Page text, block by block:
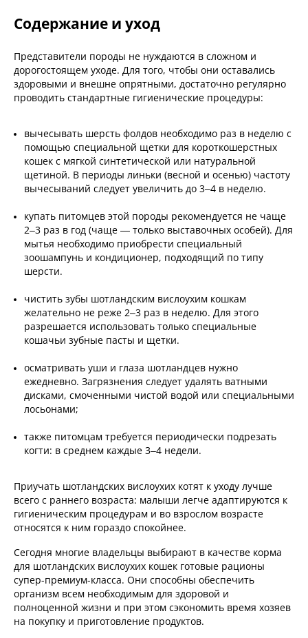
Содержание и уход
Представители породы не нуждаются в сложном и
дорогостоящем уходе. Для того, чтобы они оставались
здоровыми и внешне опрятными, достаточно регулярно
проводить стандартные гигиенические процедуры:
вычесывать шерсть фолдов необходимо раз в неделю с
помощью специальной щетки для короткошерстных
кошек с мягкой синтетической или натуральной
щетиной. В периоды линьки (весной и осенью) частоту
вычесываний следует увеличить до 3–4 в неделю.
купать питомцев этой породы рекомендуется не чаще
2–3 раз в год (чаще — только выставочных особей). Для
мытья необходимо приобрести специальный
зоошампунь и кондиционер, подходящий по типу
шерсти.
чистить зубы шотландским вислоухим кошкам
желательно не реже 2–3 раз в неделю. Для этого
разрешается использовать только специальные
кошачьи зубные пасты и щетки.
осматривать уши и глаза шотландцев нужно
ежедневно. Загрязнения следует удалять ватными
дисками, смоченными чистой водой или специальными
лосьонами;
также питомцам требуется периодически подрезать
когти: в среднем каждые 3–4 недели.
Приучать шотландских вислоухих котят к уходу лучше
всего с раннего возраста: малыши легче адаптируются к
гигиеническим процедурам и во взрослом возрасте
относятся к ним гораздо спокойнее.
Сегодня многие владельцы выбирают в качестве корма
для шотландских вислоухих кошек готовые рационы
супер-премиум-класса. Они способны обеспечить
организм всем необходимым для здоровой и
полноценной жизни и при этом сэкономить время хозяев
на покупку и приготовление продуктов.